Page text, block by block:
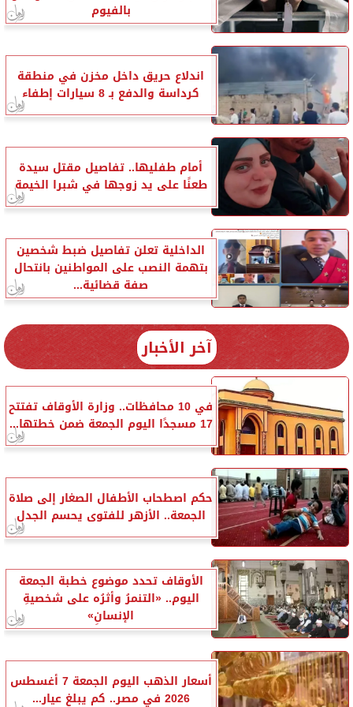
بالفيوم
اندلاع حريق داخل مخزن في منطقة
كرداسة والدفع بـ 8 سيارات إطفاء
أمام طفليها.. تفاصيل مقتل سيدة
طعنًا على يد زوجها في شبرا الخيمة
الداخلية تعلن تفاصيل ضبط شخصين
بتهمة النصب على المواطنين بانتحال
صفة قضائية...
آخر الأخبار
في 10 محافظات.. وزارة الأوقاف تفتتح
17 مسجدًا اليوم الجمعة ضمن خطتها...
حكم اصطحاب الأطفال الصغار إلى صلاة
الجمعة.. الأزهر للفتوى يحسم الجدل
الأوقاف تحدد موضوع خطبة الجمعة
اليوم.. «التنمرُ وأثرُه على شخصيةِ
الإنسانِ»
أسعار الذهب اليوم الجمعة 7 أغسطس
2026 في مصر.. كم يبلغ عيار...